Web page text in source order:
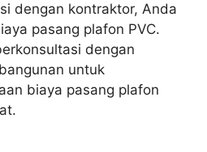
dengan kontraktor, Anda
pasang plafon PVC.
dengan
untuk
biaya pasang plafon